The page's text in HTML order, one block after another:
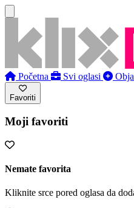
Početna Svi oglasi
Favoriti
Moji favoriti
Nemate favorita
Kliknite srce pored oglasa da